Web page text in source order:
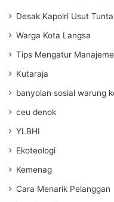
Desak Kapolri Usut
Warga Kota Langsa
Tips Mengatur
Kutaraja
banyolan sosial warung
ceu denok
YLBHI
Ekoteologi
Kemenag
Cara Menarik Pelanggan